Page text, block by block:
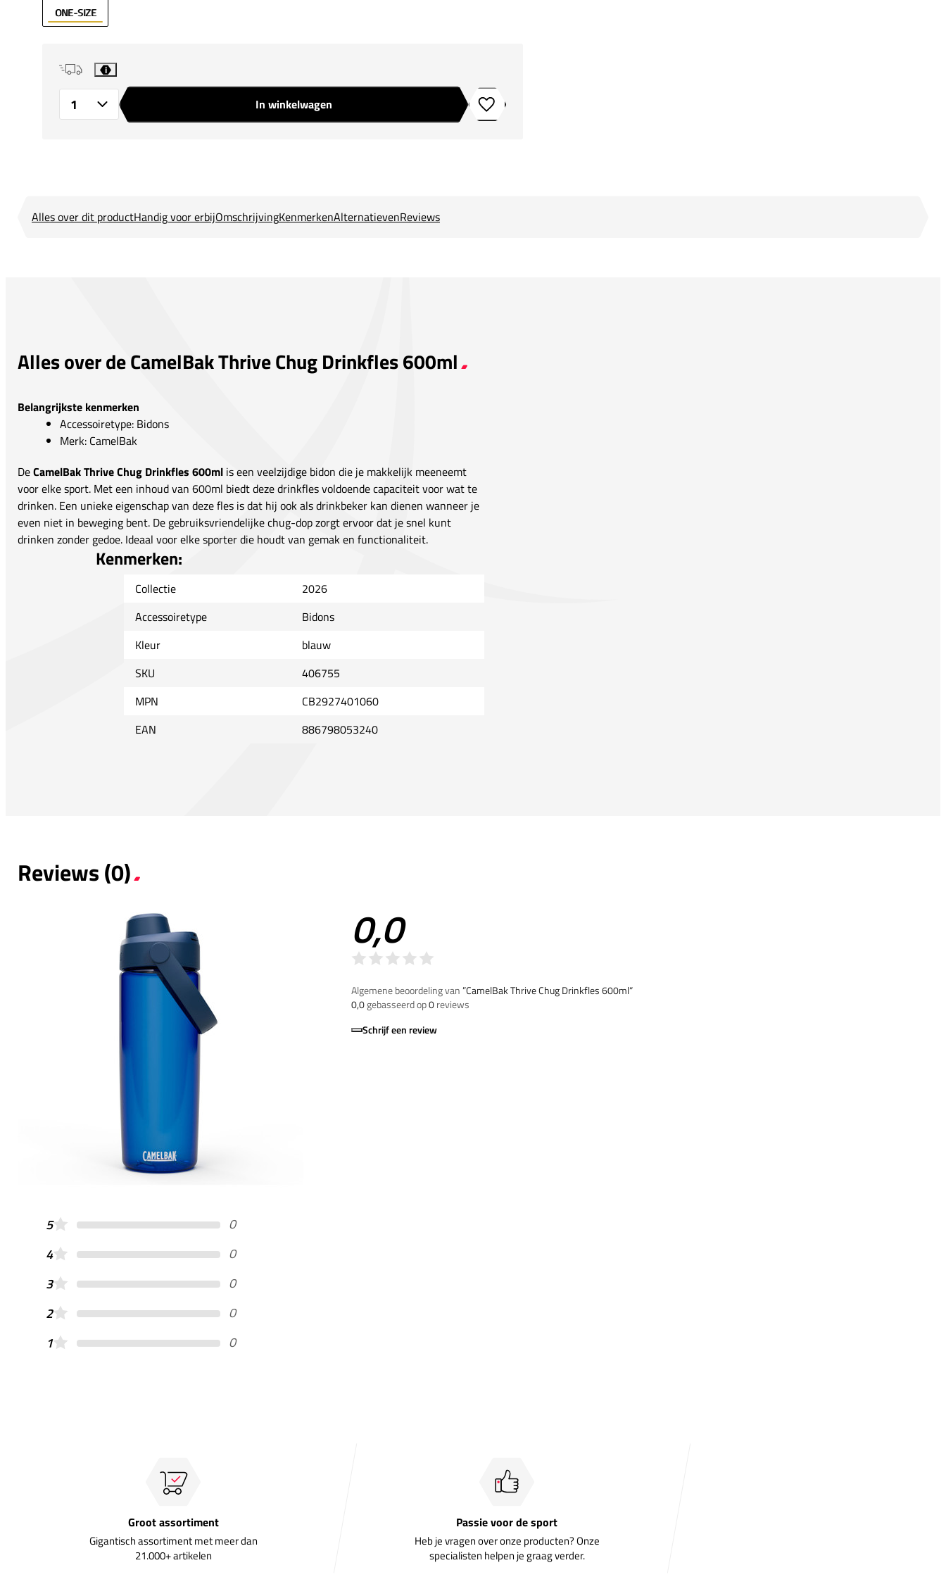
ONE-SIZE
i
In winkelwagen Toevoegen aan verlanglijstje
Alles over dit productHandig voor erbijOmschrijvingKenmerkenAlternatievenReviews
Alles over de CamelBak Thrive Chug Drinkfles 600ml
Belangrijkste kenmerken
Accessoiretype: Bidons
Merk: CamelBak
DeCamelBak Thrive Chug Drinkfles 600ml is een veelzijdige bidon die je makkelijk meeneemt
voor elke sport. Met een inhoud van 600ml biedt deze drinkfles voldoende capaciteit voor wat te
drinken. Een unieke eigenschap van deze fles is dat hij ook als drinkbeker kan dienen wanneer je
even niet in beweging bent. De gebruiksvriendelijke chug-dop zorgt ervoor dat je snel kunt
drinken zonder gedoe. Ideaal voor elke sporter die houdt van gemak en functionaliteit.
Kenmerken:
Collectie
2026
Accessoiretype
Bidons
Kleur
blauw
SKU
406755
MPN
CB2927401060
EAN
886798053240
Reviews (0)
0,0
Algemene beoordeling van”CamelBak Thrive Chug Drinkfles 600ml“
0,0gebasseerd op0reviews
Schrijf een review
5
0
4
0
3
0
2
0
1
0
Groot assortiment
Gigantisch assortiment met meer dan
21.000+ artikelen
Passie voor de sport
Heb je vragen over onze producten? Onze
specialisten helpen je graag verder.